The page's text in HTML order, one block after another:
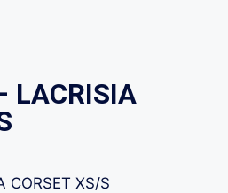
LACRISIA
CORSET XS/S